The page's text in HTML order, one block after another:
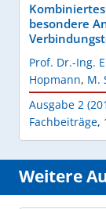
besondere
Prof. Dr.-Ing.
Hopmann, M.
Ausgabe 2
Fachbeiträge,
Weitere